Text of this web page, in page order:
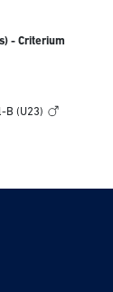
- Criterium
B (U23)